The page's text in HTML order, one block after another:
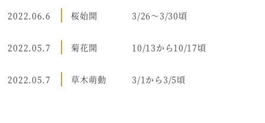
2022.06.6 桜始開 3/26～3/30頃
2022.05.7 菊花開 10/13から10/17頃
2022.05.7 草木萌動 3/1から3/5頃